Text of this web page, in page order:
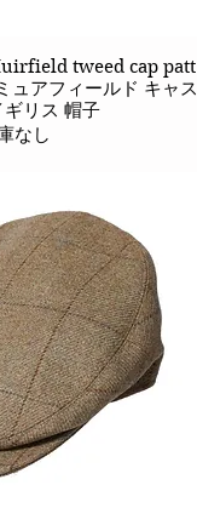
クビューtweed cap patt
ュアフィールド キャス
ギリス 帽子
なし